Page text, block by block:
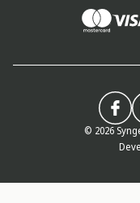
© 2026